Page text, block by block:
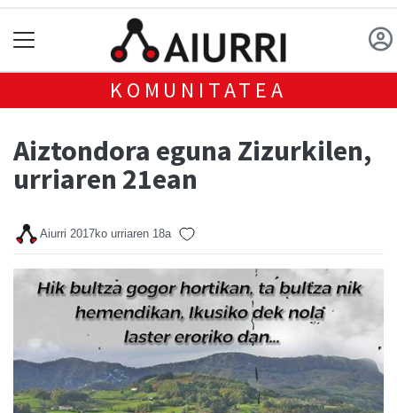
KOMUNITATEA
Aiztondora eguna Zizurkilen,
urriaren 21ean
Aiurri 2017ko urriaren 18a